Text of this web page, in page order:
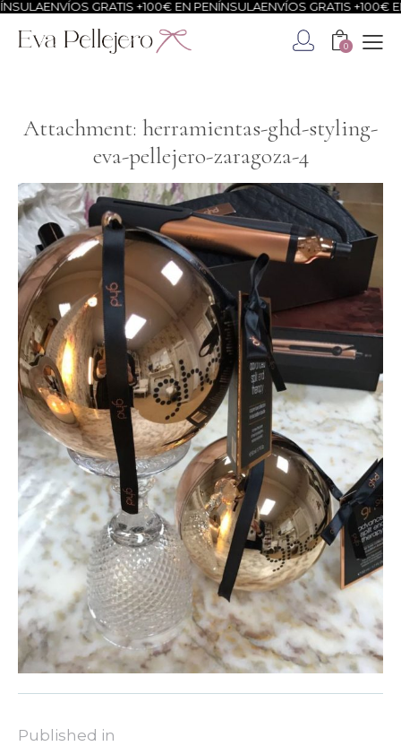
ENVÍOS GRATIS +100€ EN PENÍNSULA ENVÍOS GRATIS +100€
0
Attachment: herramientas-ghd-styling-
eva-pellejero-zaragoza-4
Published in